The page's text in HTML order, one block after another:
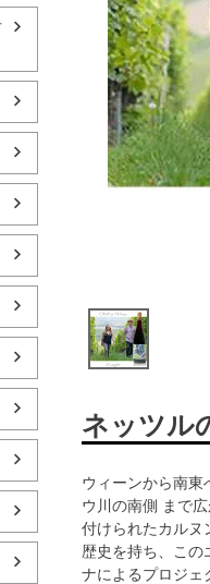
ネッツル
ウィーンから南東
ウ川の南側 まで
付けられたカルヌ
歴史を持ち、この
ナによるプロジェ